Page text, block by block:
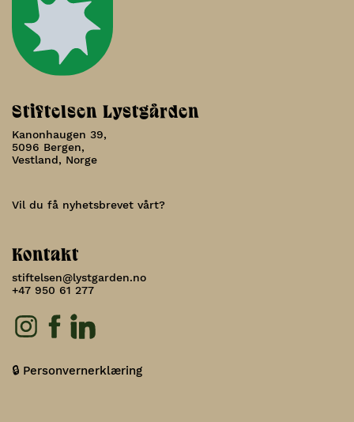
Stiftelsen Lystgården
Kanonhaugen 39,
5096 Bergen,
Vestland, Norge
Vil du få nyhetsbrevet vårt?
Kontakt
stiftelsen@lystgarden.no
+47 950 61 277
🔒 Personvernerklæring